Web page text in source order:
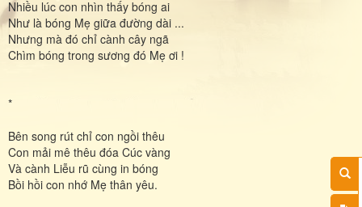
Nhiều lúc con nhìn thấy bóng ai
Như là bóng Mẹ giữa đường dài ...
Nhưng mà đó chỉ cành cây ngã
Chìm bóng trong sương đó Mẹ ơi !
*
Bên song rút chỉ con ngồi thêu
Con mải mê thêu đóa Cúc vàng
Và cành Liễu rũ cùng in bóng
Bồi hồi con nhớ Mẹ thân yêu.